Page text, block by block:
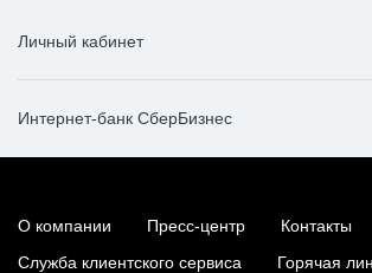
Личный кабинет
Интернет-банк СберБизнес
О компании Пресс-центр
Контакты
Служба клиентского сервиса
Горячая